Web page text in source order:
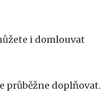
i domlouvat
průběžne doplňovat.